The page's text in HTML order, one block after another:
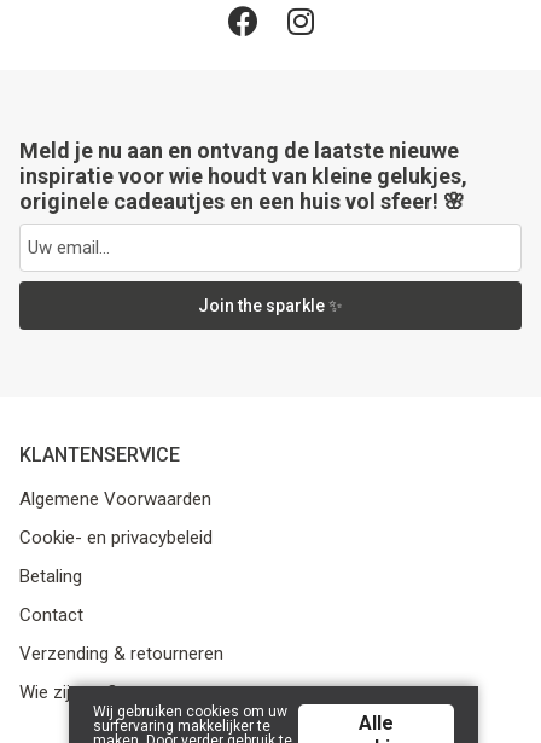
Meld je nu aan en ontvang de laatste nieuwe
inspiratie voor wie houdt van kleine gelukjes,
originele cadeautjes en een huis vol sfeer! 🌸
Join the sparkle ✨
KLANTENSERVICE
Algemene Voorwaarden
Cookie- en privacybeleid
Betaling
Contact
Verzending & retourneren
Wie zijn we?
Wij gebruiken cookies om uw
surfervaring makkelijker te
Alle